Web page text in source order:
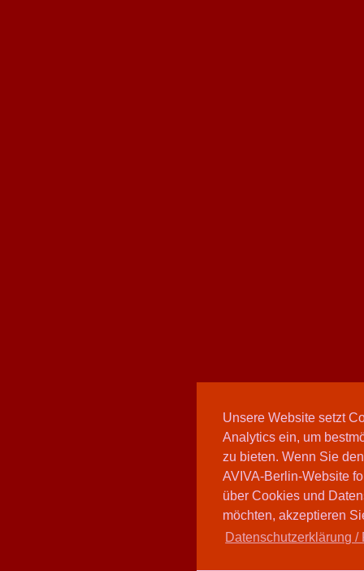
Unsere Website setzt
Analytics ein, um
zu bieten. Wenn Sie
AVIVA-Berlin-Website
über Cookies und
möchten, akzeptieren
Datenschutzerklärung /